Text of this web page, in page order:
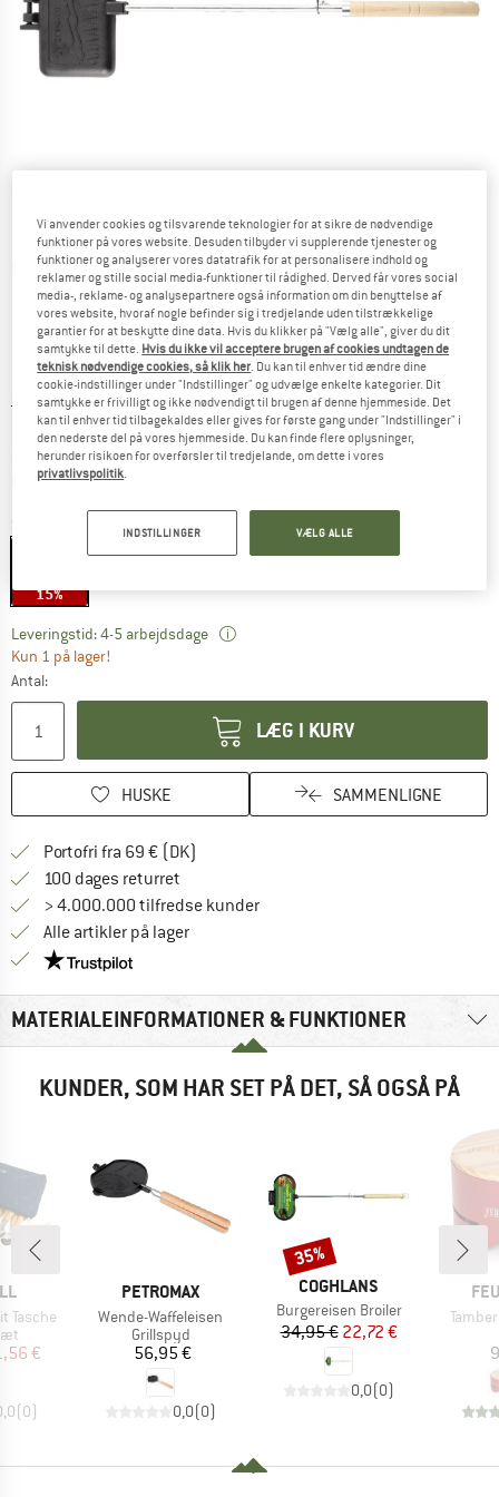
Detaljevisning
Original pris :
34,95€
Pris:
29,71€ inkl. moms.
KR222,10
plus Forsendelsesomkostninger
15%
Leveringstid: 4-5 arbejdsdage
Kun 1 på lager!
Antal:
LÆG I KURV
HUSKE SAMMENLIGNE
Portofri fra 69 € (DK)
100 dages returret
> 4.000.000 tilfredse kunder
Alle artikler på lager
Vi er Trustpilot-certificeret - oplysningerne får du
MATERIALEINFORMATIONER & FUNKTIONER
KUNDER, SOM HAR SET PÅ DET, SÅ OGSÅ PÅ
Tasche
pris
€
(0)
MÆRKE
PETROMAX
Artikel
Wende-Waffeleisen
Produktgruppe
Grillspyd
Pris
56,95 €
0,0(0)
MÆRKE
COGHLANS
Artikel
Burgereisen Broiler
Pris
34,95 €Nedsat pris
22,72 €
0,0(0)
Rabat
35%
Artikel
Vi anvender cookies og tilsvarende teknologier for at sikre de nødvendige
funktioner på vores website. Desuden tilbyder vi supplerende tjenester og
funktioner og analyserer vores datatrafik for at personalisere indhold og
reklamer og stille social media-funktioner til rådighed. Derved får vores social
media-, reklame- og analysepartnere også information om din benyttelse af
vores website, hvoraf nogle befinder sig i tredjelande uden tilstrækkelige
garantier for at beskytte dine data. Hvis du klikker på "Vælg alle", giver du dit
samtykke til dette. Hvis du ikke vil acceptere brugen af cookies undtagen de
teknisk nødvendige cookies, så klik her. Du kan til enhver tid ændre dine
cookie-indstillinger under "Indstillinger" og udvælge enkelte kategorier. Dit
samtykke er frivilligt og ikke nødvendigt til brugen af denne hjemmeside. Det
kan til enhver tid tilbagekaldes eller gives for første gang under "Indstillinger" i
den nederste del på vores hjemmeside. Du kan finde flere oplysninger,
herunder risikoen for overførsler til tredjelande, om dette i vores
privatlivspolitik.
INDSTILLINGER VÆLG ALLE